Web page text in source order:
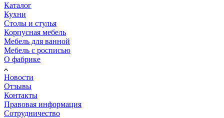
Каталог
Кухни
Столы и стулья
Корпусная мебель
Мебель для ванной
Мебель с росписью
О фабрике
Новости
Отзывы
Контакты
Правовая информация
Сотрудничество